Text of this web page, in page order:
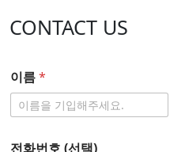
CONTACT US
이름*
전화번호 (선택)